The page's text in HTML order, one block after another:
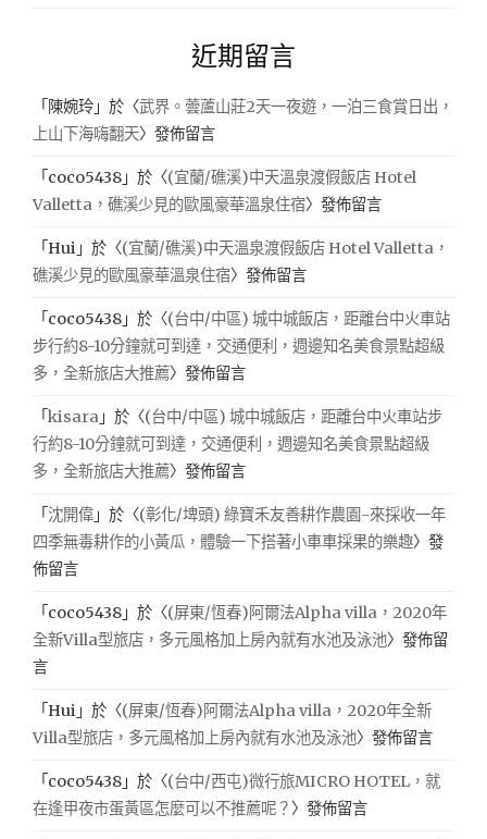
近期留言
「 陳婉玲 」於〈武界。蕓蘆山莊2天一夜遊，一泊三食賞日出，
上山下海嗨翻天〉發佈留言
「 coco5438 」於〈(宜蘭/礁溪)中天溫泉渡假飯店 Hotel
Valletta，礁溪少見的歐風豪華溫泉住宿〉發佈留言
「Hui 」於〈(宜蘭/礁溪)中天溫泉渡假飯店 Hotel Valletta，
礁溪少見的歐風豪華溫泉住宿〉發佈留言
「 coco5438 」於〈(台中/中區) 城中城飯店，距離台中火車站
步行約8-10分鐘就可到達，交通便利，週邊知名美食景點超級
多，全新旅店大推薦〉發佈留言
「kisara 」於〈(台中/中區) 城中城飯店，距離台中火車站步
行約8-10分鐘就可到達，交通便利，週邊知名美食景點超級
多，全新旅店大推薦〉發佈留言
「沈開偉 」於〈(彰化/埤頭) 綠寶禾友善耕作農園-來採收一年
四季無毒耕作的小黃瓜，體驗一下搭著小車車採果的樂趣〉發
佈留言
「 coco5438 」於〈(屏東/恆春)阿爾法Alpha villa，2020年
全新Villa型旅店，多元風格加上房內就有水池及泳池〉發佈留
言
「Hui 」於〈(屏東/恆春)阿爾法Alpha villa，2020年全新
Villa型旅店，多元風格加上房內就有水池及泳池〉發佈留言
「 coco5438 」於〈(台中/西屯)微行旅MICRO HOTEL，就
在逢甲夜市蛋黃區怎麼可以不推薦呢？ 〉發佈留言